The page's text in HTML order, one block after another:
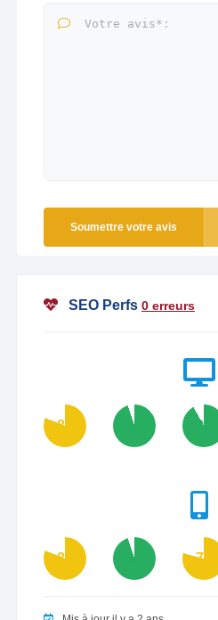
Soumettre votre avis
SEO Perfs 0 erreurs
81 95 92
81 95 79